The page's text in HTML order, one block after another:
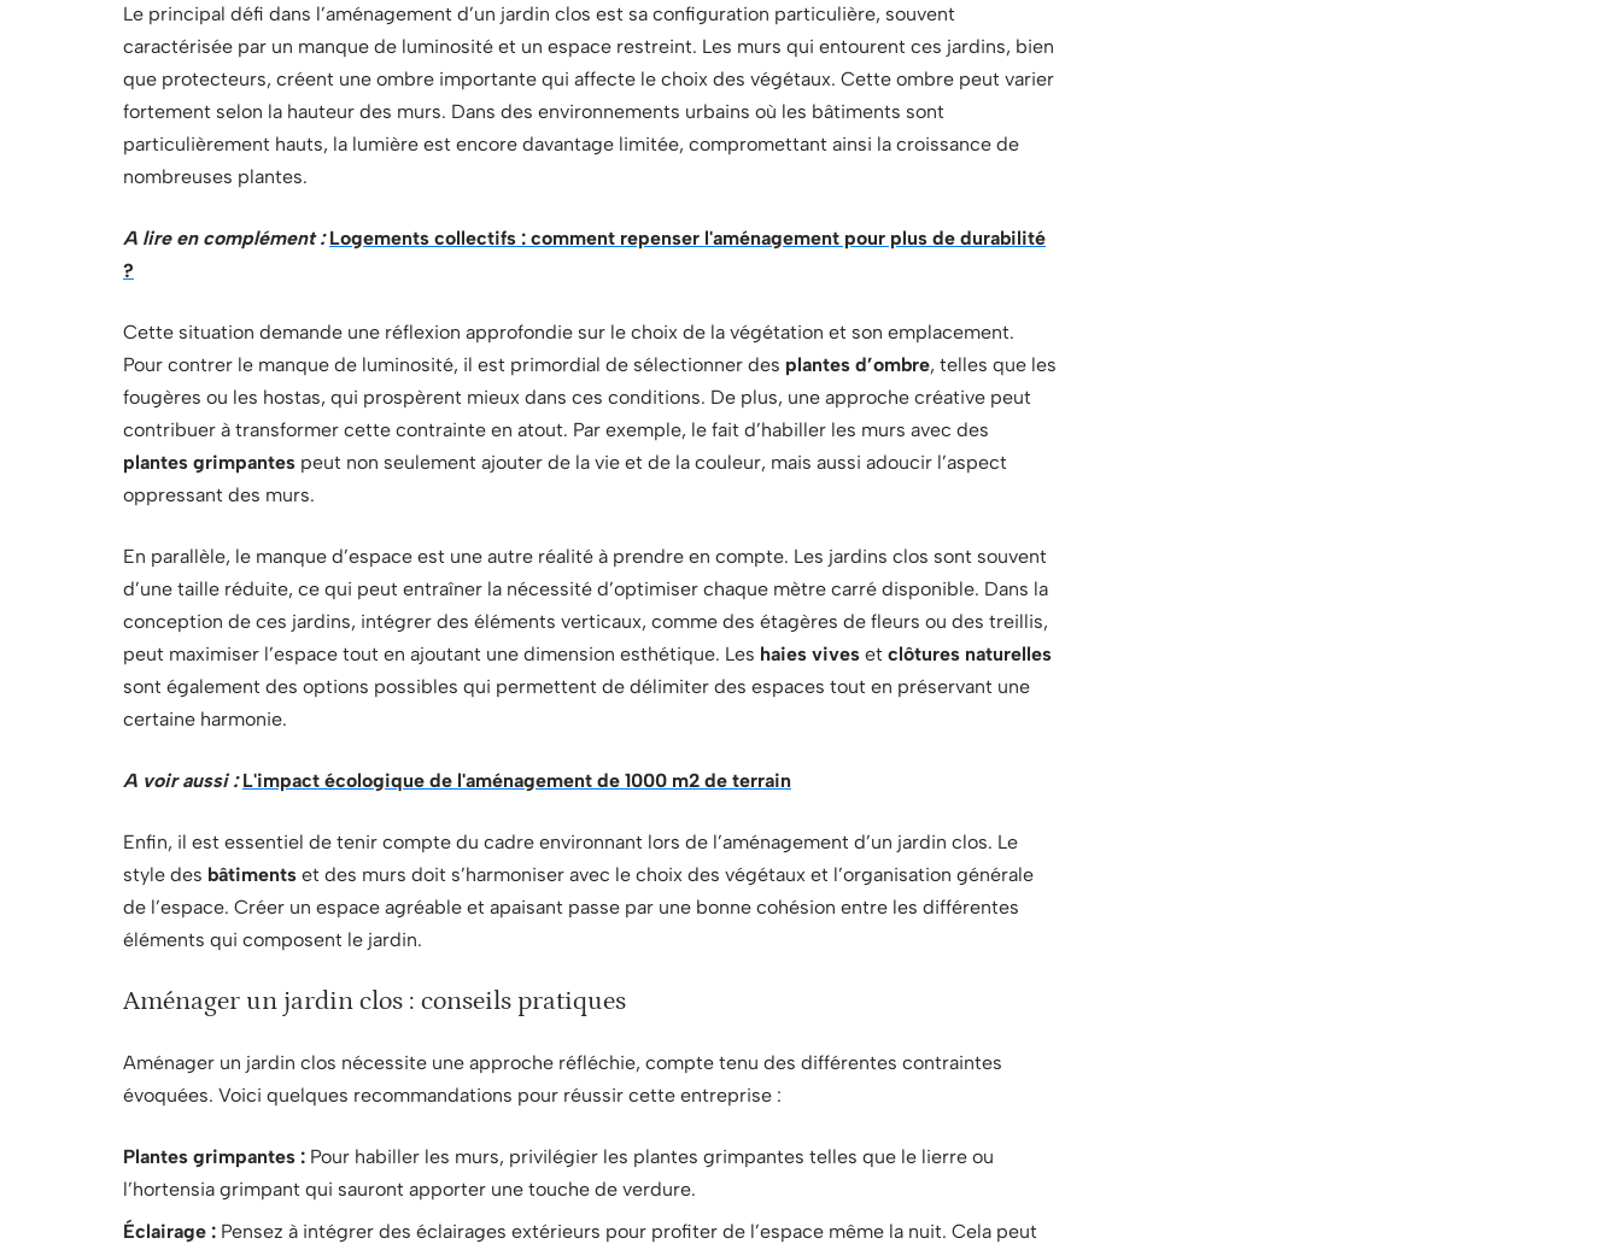
Le principal défi dans l’aménagement d’un jardin clos est sa configuration particulière, souvent
caractérisée par un manque de luminosité et un espace restreint. Les murs qui entourent ces jardins, bien
que protecteurs, créent une ombre importante qui affecte le choix des végétaux. Cette ombre peut varier
fortement selon la hauteur des murs. Dans des environnements urbains où les bâtiments sont
particulièrement hauts, la lumière est encore davantage limitée, compromettant ainsi la croissance de
nombreuses plantes.
A lire en complément : Logements collectifs : comment repenser l'aménagement pour plus de durabilité
?
Cette situation demande une réflexion approfondie sur le choix de la végétation et son emplacement.
Pour contrer le manque de luminosité, il est primordial de sélectionner des plantes d’ombre, telles que les
fougères ou les hostas, qui prospèrent mieux dans ces conditions. De plus, une approche créative peut
contribuer à transformer cette contrainte en atout. Par exemple, le fait d’habiller les murs avec des
plantes grimpantes peut non seulement ajouter de la vie et de la couleur, mais aussi adoucir l’aspect
oppressant des murs.
En parallèle, le manque d’espace est une autre réalité à prendre en compte. Les jardins clos sont souvent
d’une taille réduite, ce qui peut entraîner la nécessité d’optimiser chaque mètre carré disponible. Dans la
conception de ces jardins, intégrer des éléments verticaux, comme des étagères de fleurs ou des treillis,
peut maximiser l’espace tout en ajoutant une dimension esthétique. Les haies vives et clôtures naturelles
sont également des options possibles qui permettent de délimiter des espaces tout en préservant une
certaine harmonie.
A voir aussi : L'impact écologique de l'aménagement de 1000 m2 de terrain
Enfin, il est essentiel de tenir compte du cadre environnant lors de l’aménagement d’un jardin clos. Le
style des bâtiments et des murs doit s’harmoniser avec le choix des végétaux et l’organisation générale
de l’espace. Créer un espace agréable et apaisant passe par une bonne cohésion entre les différentes
éléments qui composent le jardin.
Aménager un jardin clos : conseils pratiques
Aménager un jardin clos nécessite une approche réfléchie, compte tenu des différentes contraintes
évoquées. Voici quelques recommandations pour réussir cette entreprise :
Plantes grimpantes : Pour habiller les murs, privilégier les plantes grimpantes telles que le lierre ou
l’hortensia grimpant qui sauront apporter une touche de verdure.
Éclairage : Pensez à intégrer des éclairages extérieurs pour profiter de l’espace même la nuit. Cela peut